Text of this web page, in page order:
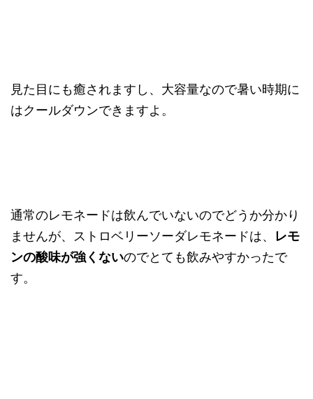
見た目にも癒されますし、大容量なので暑い時期に
はクールダウンできますよ。
通常のレモネードは飲んでいないのでどうか分かり
ませんが、ストロベリーソーダレモネードは、 レモ
ンの酸味が強くないのでとても飲みやすかったで
す。